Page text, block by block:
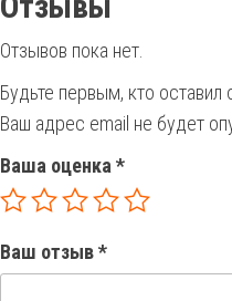
Отзывов пока нет.
Будьте первым, кто
Ваш адрес email не будет
Ваша оценка *
Ваш отзыв*